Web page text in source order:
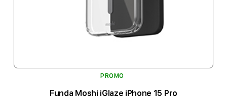
PROMO
Funda Moshi iGlaze iPhone 15 Pro